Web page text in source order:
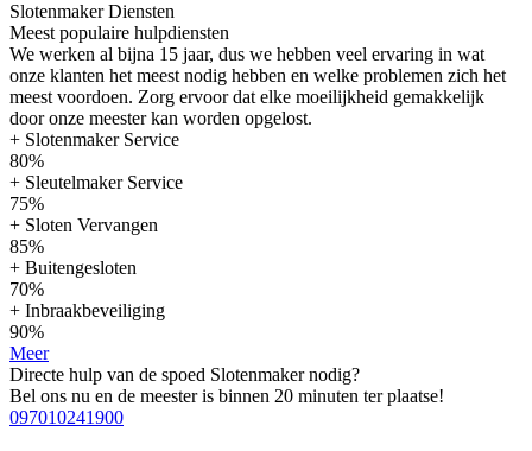
Slotenmaker Diensten
Meest populaire hulpdiensten
We werken al bijna 15 jaar, dus we hebben veel ervaring in wat
onze klanten het meest nodig hebben en welke problemen zich het
meest voordoen. Zorg ervoor dat elke moeilijkheid gemakkelijk
door onze meester kan worden opgelost.
+ Slotenmaker Service
80%
+ Sleutelmaker Service
75%
+ Sloten Vervangen
85%
+ Buitengesloten
70%
+ Inbraakbeveiliging
90%
Meer
Directe hulp van de spoed Slotenmaker nodig?
Bel ons nu en de meester is binnen 20 minuten ter plaatse!
097010241900